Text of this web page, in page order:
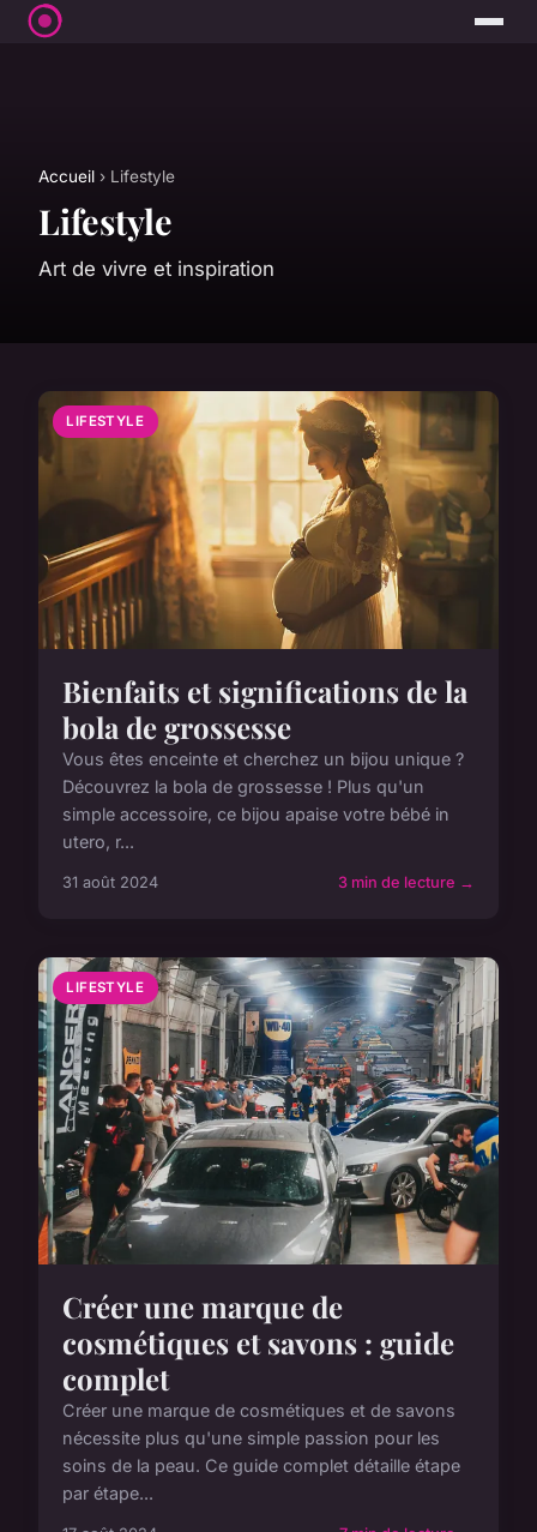
Accueil › Lifestyle
Lifestyle
Art de vivre et inspiration
LIFESTYLE
Bienfaits et significations de la
bola de grossesse
Vous êtes enceinte et cherchez un bijou unique ?
Découvrez la bola de grossesse ! Plus qu'un
simple accessoire, ce bijou apaise votre bébé in
utero, r...
31 août 2024 3 min de lecture →
LIFESTYLE
Créer une marque de
cosmétiques et savons : guide
complet
Créer une marque de cosmétiques et de savons
nécessite plus qu'une simple passion pour les
soins de la peau. Ce guide complet détaille étape
par étape...